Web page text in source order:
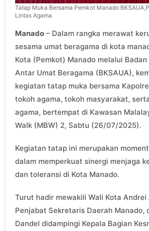
Tatap Muka Bersama Pemkot Manado
Lintas Agama
Manado – Dalam rangka merawat
sesama umat beragama di kota
Kota (Pemkot) Manado melalui Badan
Antar Umat Beragama (BKSAUA),
kegiatan tatap muka bersama
tokoh agama, tokoh masyarakat,
agama, bertempat di Kawasan
Walk (MBW) 2, Sabtu (26/07/2025).
Kegiatan tatap ini merupakan
dalam memperkuat sinergi menjaga
dan toleransi di Kota Manado.
Turut hadir mewakili Wali Kota Andrei
Penjabat Sekretaris Daerah Manado,
Dandel didampingi Kepala Bagian